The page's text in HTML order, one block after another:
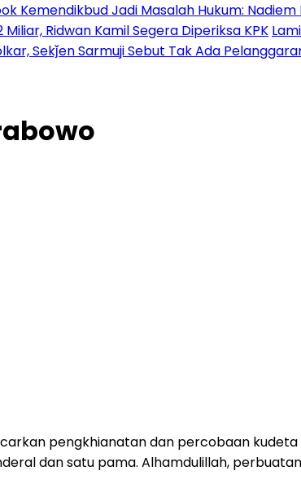
Kemendikbud Jadi Masalah Hukum:
Ridwan Kamil Segera Diperiksa KPK
Sekǰen Sarmuji Sebut Tak Ada
pengkhianatan dan percobaan
dan satu pama. Alhamdulillah,